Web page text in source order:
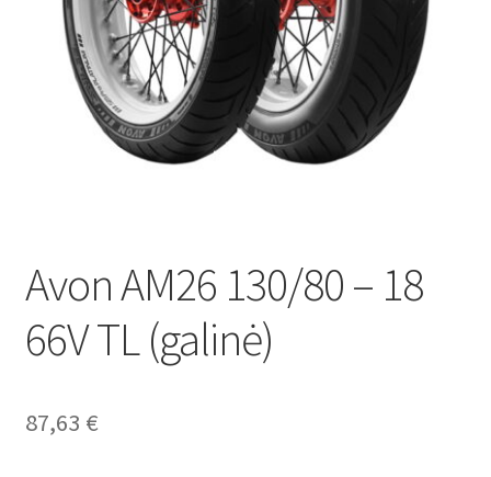
Avon AM26 130/80 – 18
66V TL (galinė)
87,63 €